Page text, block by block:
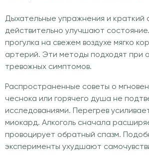
Дыхательные упражнения и краткий
действительно улучшают
прогулка на свежем воздухе мягко
артерий. Эти методы подходят при
тревожных симптомов.
Распространенные советы о
чеснока или горячего душа не
исследованиями. Перегрев
миокард. Алкоголь сначала
провоцирует обратный спазм.
эксперименты ухудшают